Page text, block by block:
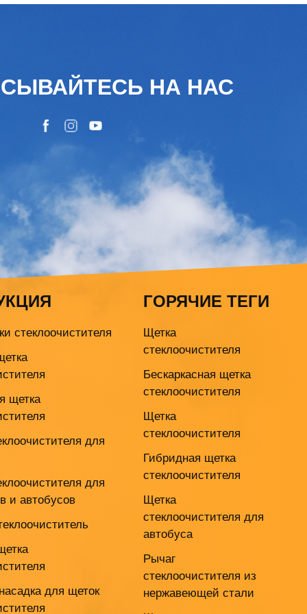
НА НАС
стеклоочистителя
щетка
для
для
и автобусов
для щеток
ГОРЯЧИЕ ТЕГИ
Щетка
стеклоочистителя
Бескаркасная щетка
стеклоочистителя
Щетка
стеклоочистителя
Гибридная щетка
стеклоочистителя
Щетка
стеклоочистителя для
автобуса
Рычаг
стеклоочистителя из
нержавеющей стали